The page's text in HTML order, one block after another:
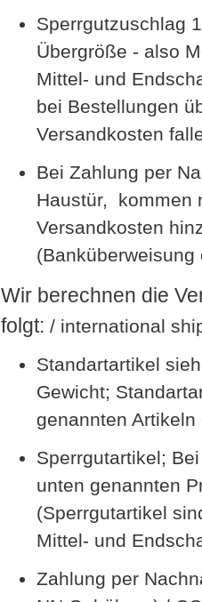
Sperrgutzuschlag
Übergröße - also
Mittel- und
bei Bestellungen
Versandkosten
Bei Zahlung per
Haustür, kommen
Versandkosten
Wir berechnen die
folgt: / international
Standartartikel
Gewicht;
genannten
Sperrgutartikel;
unten genannten
(Sperrgutartikel
Mittel- und
Zahlung per